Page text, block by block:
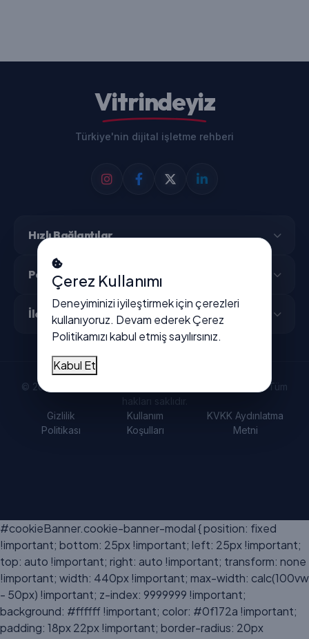
Vitrindeyiz
Türkiye'nin dijital işletme rehberi
Hızlı Bağlantılar
Popüler Şehirler
İletişim
© 2026 Vitrindeyiz - Türkiye'nin dijital işletme rehberi. Tüm
hakları saklıdır.
Gizlilik
Politikası
Kullanım
Koşulları
KVKK Aydınlatma
Metni
#cookieBanner.cookie-banner-modal { position: fixed
!important; bottom: 25px !important; left: 25px !important;
top: auto !important; right: auto !important; transform: none
!important; width: 440px !important; max-width: calc(100vw
- 50px) !important; z-index: 9999999 !important;
background: #ffffff !important; color: #0f172a !important;
padding: 18px 22px !important; border-radius: 20px
Çerez Kullanımı
Deneyiminizi iyileştirmek için çerezleri
kullanıyoruz. Devam ederekÇerez
Politikamızıkabul etmiş sayılırsınız.
Kabul Et